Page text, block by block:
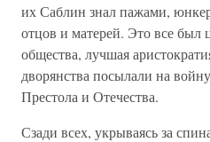
их Саблин знал пажами,
отцов и матерей. Это все был
общества, лучшая
дворянства посылали на
Престола и Отечества.
Сзади всех, укрываясь за